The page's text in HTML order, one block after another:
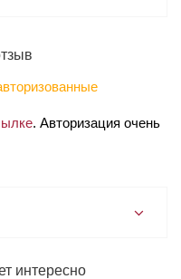
. Авторизация очень
интересно